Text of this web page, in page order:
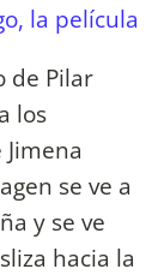
la película
de Pilar
los
se ve a
y se ve
hacia la